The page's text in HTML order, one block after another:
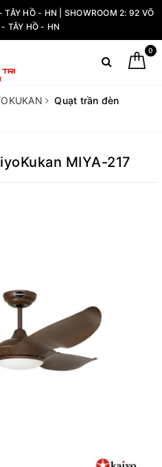
TÂY HỒ - HN | SHOWROOM 2: 92 VÕ
TÂY HỒ - HN
0
Quạt trần đèn
MIYA-217